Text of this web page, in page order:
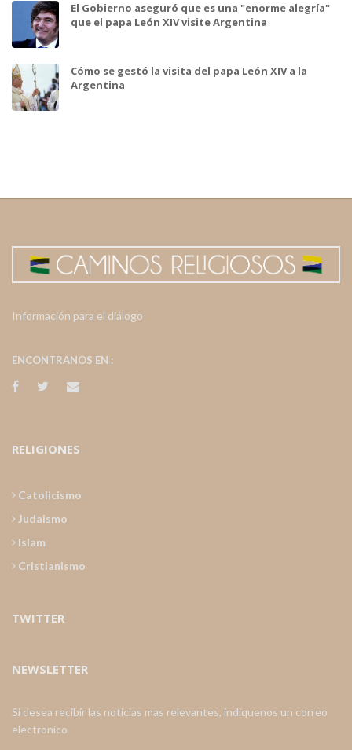
El Gobierno aseguró que es una "enorme alegría"
que el papa León XIV visite Argentina
Cómo se gestó la visita del papa León XIV a la
Argentina
Información para el diálogo
ENCONTRANOS EN :
RELIGIONES
Catolicismo
Judaismo
Islam
Cristianismo
TWITTER
NEWSLETTER
Si desea recibir las noticias mas relevantes, indiquenos un correo
electronico